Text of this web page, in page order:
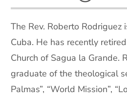
The Rev. Roberto Rodriguez
Cuba. He has recently
Church of Sagua la Grande.
graduate of the theological
Palmas”, “World Mission”,